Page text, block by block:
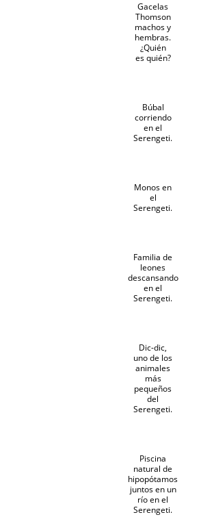
Gacelas
Thomson
machos y
hembras.
¿Quién
es quién?
Búbal
corriendo
en el
Serengeti.
Monos en
el
Serengeti.
Familia de
leones
descansando
en el
Serengeti.
Dic-dic,
uno de los
animales
más
pequeños
del
Serengeti.
Piscina
natural de
hipopótamos
juntos en un
río en el
Serengeti.